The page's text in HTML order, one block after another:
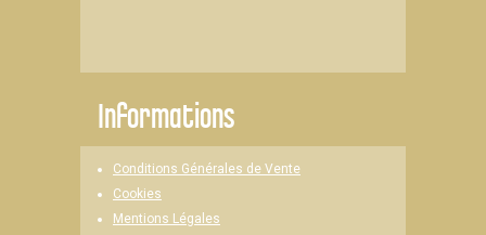
Informations
Conditions Générales de Vente
Cookies
Mentions Légales